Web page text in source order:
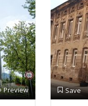
Preview Save